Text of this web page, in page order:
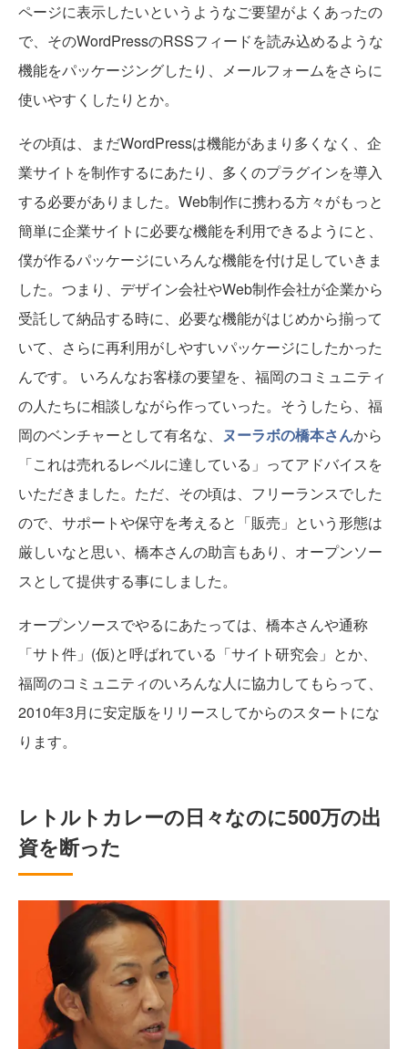
ページに表示したいというようなご要望がよくあったの
で、そのWordPressのRSSフィードを読み込めるような
機能をパッケージングしたり、メールフォームをさらに
使いやすくしたりとか。
その頃は、まだWordPressは機能があまり多くなく、企
業サイトを制作するにあたり、多くのプラグインを導入
する必要がありました。Web制作に携わる方々がもっと
簡単に企業サイトに必要な機能を利用できるようにと、
僕が作るパッケージにいろんな機能を付け足していきま
した。つまり、デザイン会社やWeb制作会社が企業から
受託して納品する時に、必要な機能がはじめから揃って
いて、さらに再利用がしやすいパッケージにしたかった
んです。 いろんなお客様の要望を、福岡のコミュニティ
の人たちに相談しながら作っていった。そうしたら、福
岡のベンチャーとして有名な、 ヌーラボの橋本さんから
「これは売れるレベルに達している」ってアドバイスを
いただきました。ただ、その頃は、フリーランスでした
ので、サポートや保守を考えると「販売」という形態は
厳しいなと思い、橋本さんの助言もあり、オープンソー
スとして提供する事にしました。
オープンソースでやるにあたっては、橋本さんや通称
「サト件」(仮)と呼ばれている「サイト研究会」とか、
福岡のコミュニティのいろんな人に協力してもらって、
2010年3月に安定版をリリースしてからのスタートにな
ります。
レトルトカレーの日々なのに500万の出
資を断った